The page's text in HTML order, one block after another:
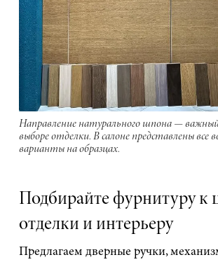
Направление натурального шпона —
выборе отделки. В салоне представлены все
варианты на образцах.
Подбирайте фурнитуру к
отделки и интерьеру
Предлагаем дверные ручки,